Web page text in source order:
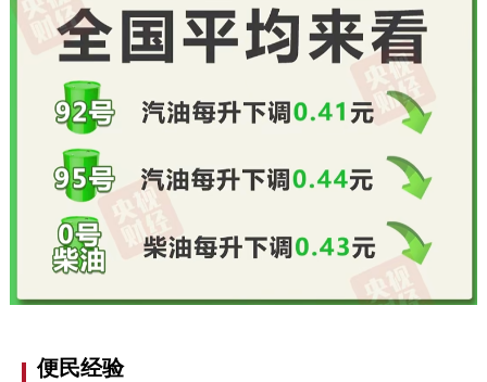
ITALIANO
回到顶部
便民经验